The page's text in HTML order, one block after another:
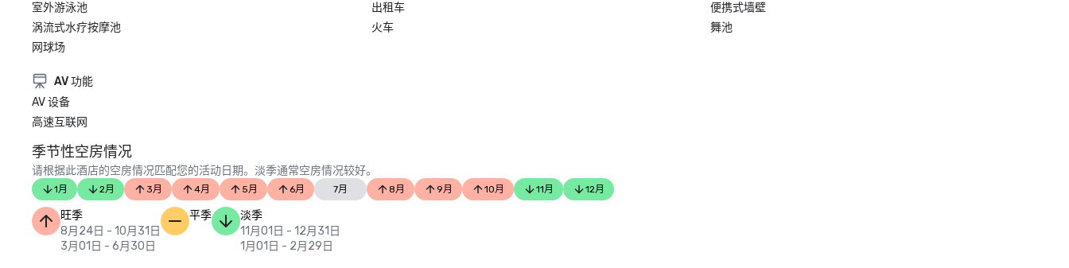
室外游泳池
涡流式水疗按摩池
网球场
出租车
火车
便携式墙壁
舞池
AV 功能
AV 设备
高速互联网
季节性空房情况
请根据此酒店的空房情况匹配您的活动日期。淡季通常空房情况较好。
1月 2月 3月 4月 5月 6月 7月 8月 9月 10月 11月 12月
旺季
8月24日 - 10月31日
3月01日 - 6月30日
平季
淡季
11月01日 - 12月31日
1月01日 - 2月29日